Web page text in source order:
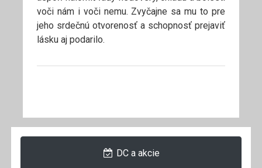
voči nám i voči nemu. Zvyčajne sa mu to pre
jeho srdečnú otvorenosť a schopnosť prejaviť
lásku aj podarilo.
DC a akcie